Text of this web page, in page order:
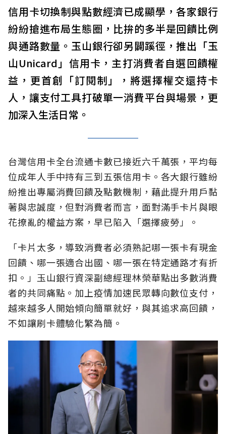
信用卡切換制與點數經濟已成顯學，各家銀行
紛紛搶進布局生態圈，比拚的多半是回饋比例
與通路數量。玉山銀行卻另闢蹊徑，推出「玉
山Unicard」信用卡，主打消費者自選回饋權
益，更首創「訂閱制」，將選擇權交還持卡
人，讓支付工具打破單一消費平台與場景，更
加深入生活日常。
台灣信用卡全台流通卡數已接近六千萬張，平均每
位成年人手中持有三到五張信用卡。各大銀行雖紛
紛推出專屬消費回饋及點數機制，藉此提升用戶黏
著與忠誠度，但對消費者而言，面對滿手卡片與眼
花撩亂的權益方案，早已陷入「選擇疲勞」。
「卡片太多，導致消費者必須熟記哪一張卡有現金
回饋、哪一張適合出國、哪一張在特定通路才有折
扣。」玉山銀行資深副總經理林榮華點出多數消費
者的共同痛點。加上疫情加速民眾轉向數位支付，
越來越多人開始傾向簡單就好，與其追求高回饋，
不如讓刷卡體驗化繁為簡。